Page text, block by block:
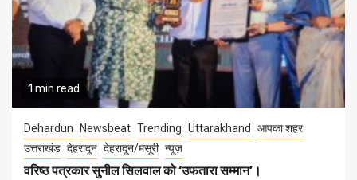
1 min read
Dehardun Newsbeat Trending Uttarakhand
आपका शहर
उत्तराखंड देहरादून देहरादून/मसूरी न्यूज़
वरिष्ठ पत्रकार सुनील सिलवाल को ‘उफतारा सम्मान’।